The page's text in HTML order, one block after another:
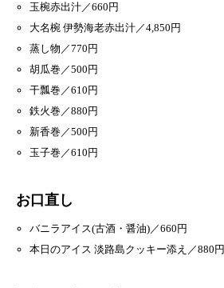
玉椀赤出汁／660円
大名椀 伊勢海老赤出汁／4,850円
蒸し物／770円
胡瓜巻／500円
干瓢巻／610円
鉄火巻／880円
新香巻／500円
玉子巻／610円
お口直し
バニラアイス(古酒・醤油)／660円
本日のアイス 淡路島クッキー添え／880円